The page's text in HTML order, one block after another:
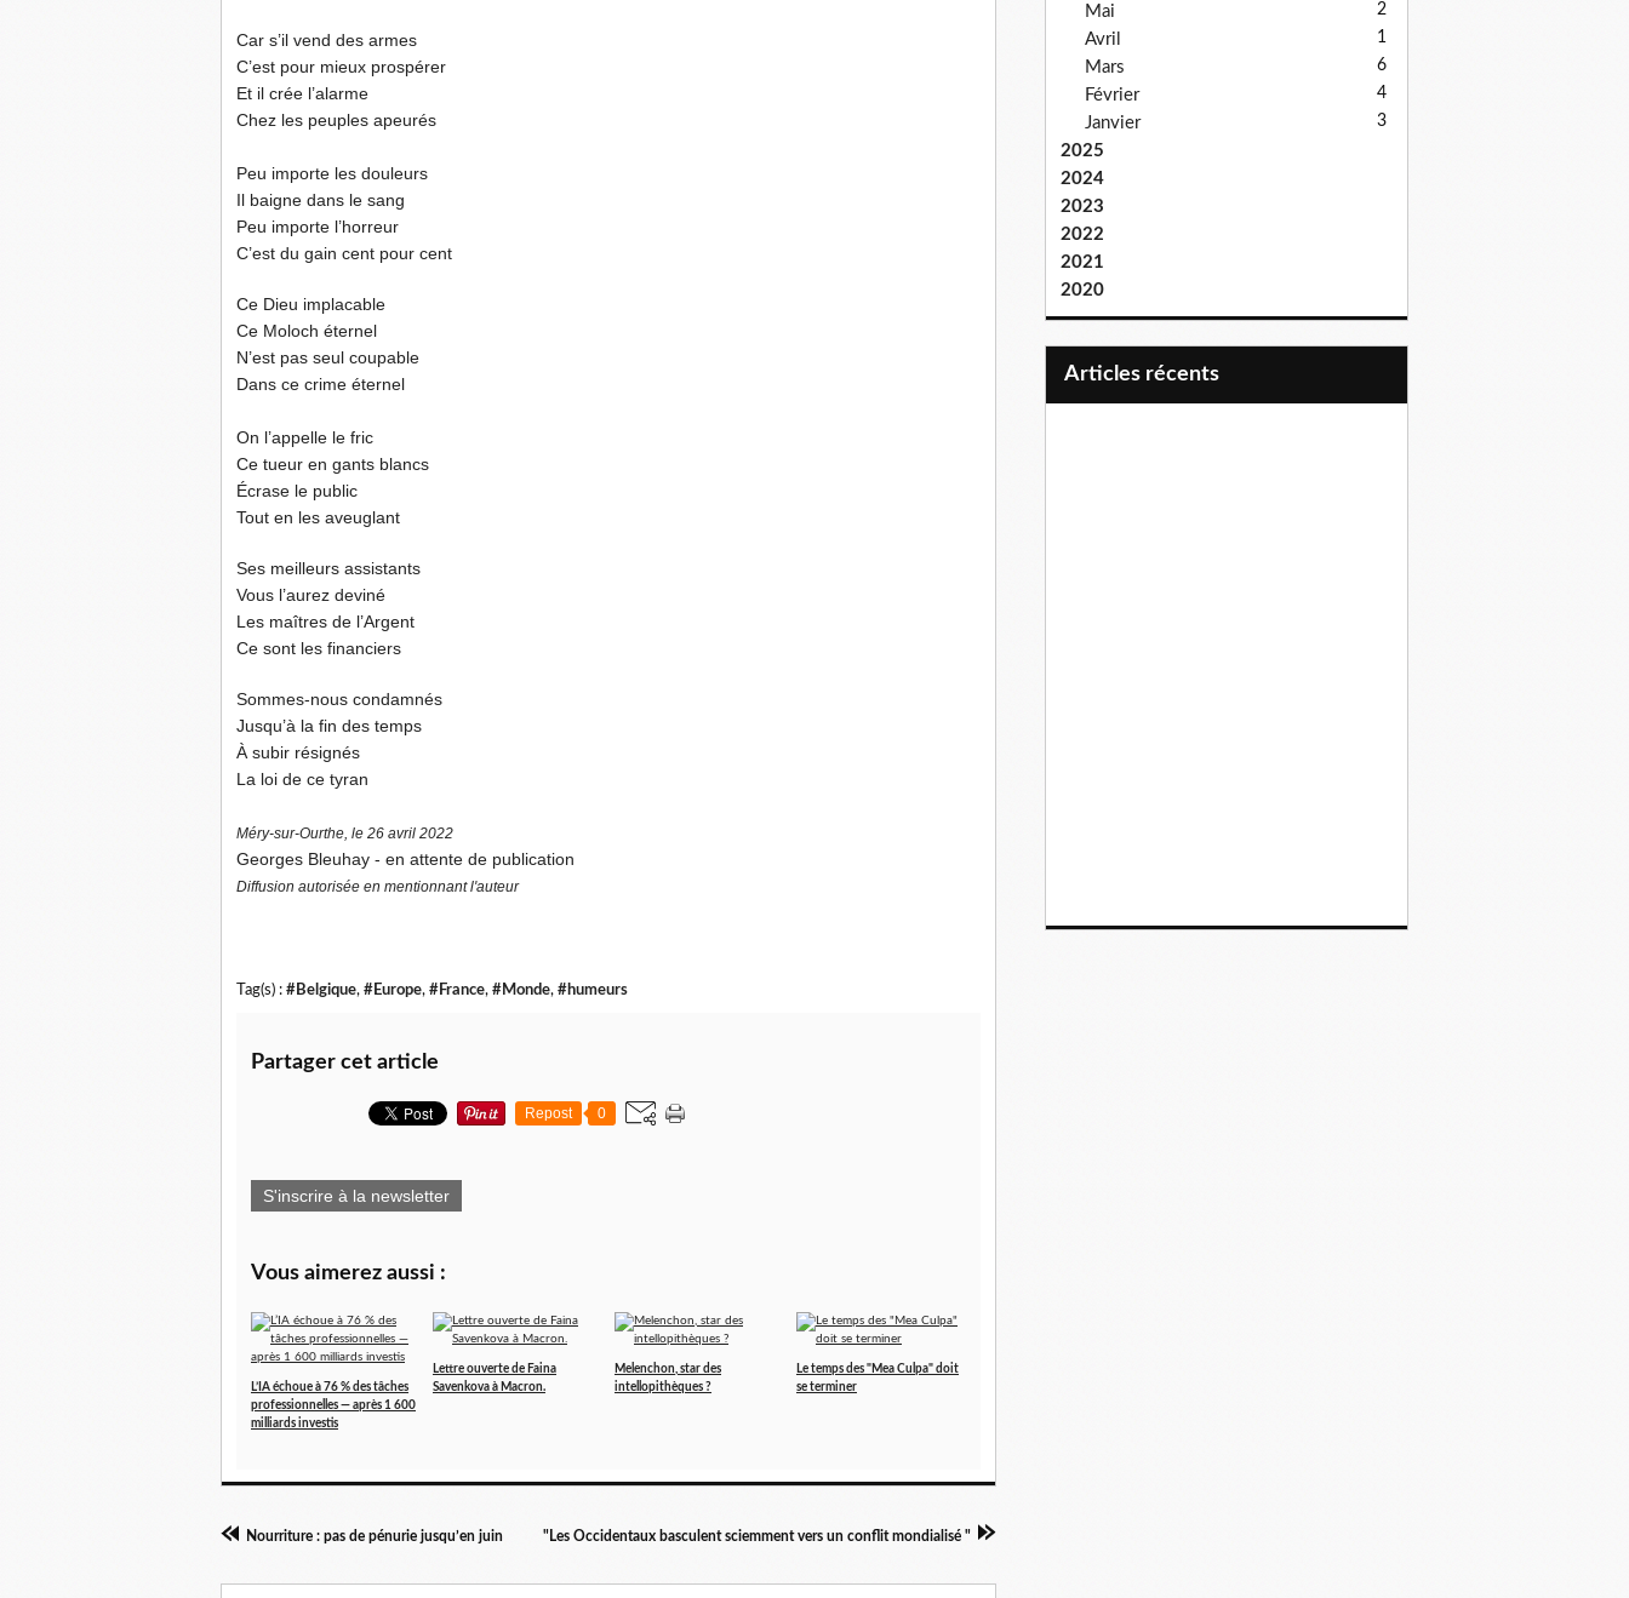
Car s’il vend des armes
C’est pour mieux prospérer
Et il crée l’alarme
Chez les peuples apeurés
Peu importe les douleurs
Il baigne dans le sang
Peu importe l’horreur
C’est du gain cent pour cent
Ce Dieu implacable
Ce Moloch éternel
N’est pas seul coupable
Dans ce crime éternel
On l’appelle le fric
Ce tueur en gants blancs
Écrase le public
Tout en les aveuglant
Ses meilleurs assistants
Vous l’aurez deviné
Les maîtres de l’Argent
Ce sont les financiers
Sommes-nous condamnés
Jusqu’à la fin des temps
À subir résignés
La loi de ce tyran
Méry-sur-Ourthe, le 26 avril 2022
Georges Bleuhay - en attente de publication
Diffusion autorisée en mentionnant l'auteur
Tag(s) : #Belgique, #Europe, #France, #Monde, #humeurs
Partager cet article
Repost 0
S'inscrire à la newsletter
Vous aimerez aussi :
L’IA échoue à 76 % des tâches
professionnelles — après 1 600
milliards investis
Lettre ouverte de Faina
Savenkova à Macron.
Melenchon, star des
intellopithèques ?
Le temps des "Mea Culpa" doit
se terminer
Nourriture : pas de pénurie jusqu’en juin "Les Occidentaux basculent sciemment vers un conflit mondialisé "
Mai 2
Avril 1
Mars 6
Février 4
Janvier 3
2025
2024
2023
2022
2021
2020
articles récents